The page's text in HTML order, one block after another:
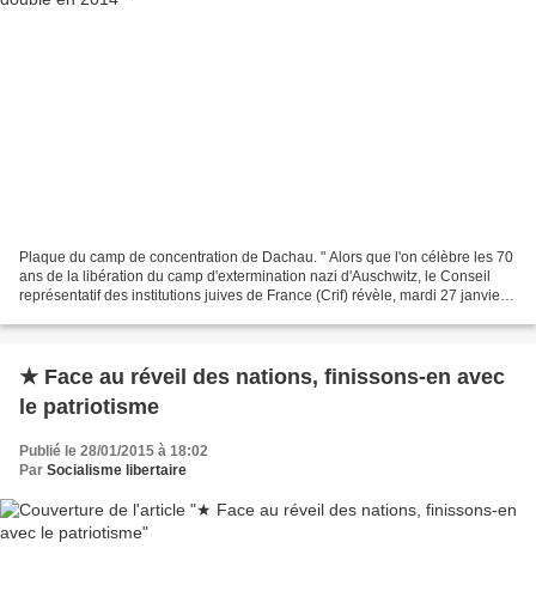
Plaque du camp de concentration de Dachau. " Alors que l'on célèbre les 70
ans de la libération du camp d'extermination nazi d'Auschwitz, le Conseil
représentatif des institutions juives de France (Crif) révèle, mardi 27 janvier,
★ Face au réveil des nations, finissons-en avec
le patriotisme
Publié le 28/01/2015 à 18:02
Par Socialisme libertaire